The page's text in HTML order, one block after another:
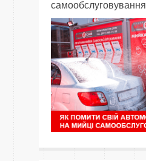
самообслуговування